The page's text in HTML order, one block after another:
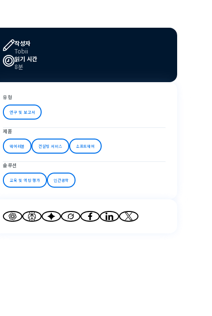
작성자
Tobii
읽기 시간
8분
유형
연구 및 보고서
제품
웨어러블 컨설팅 서비스 소프트웨어
솔루션
교육 및 역량 평가 인간공학